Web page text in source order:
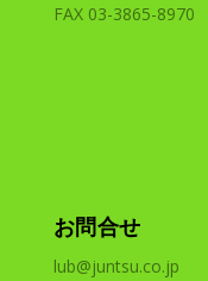
FAX 03-3865-8970
お問合せ
lub@juntsu.co.jp